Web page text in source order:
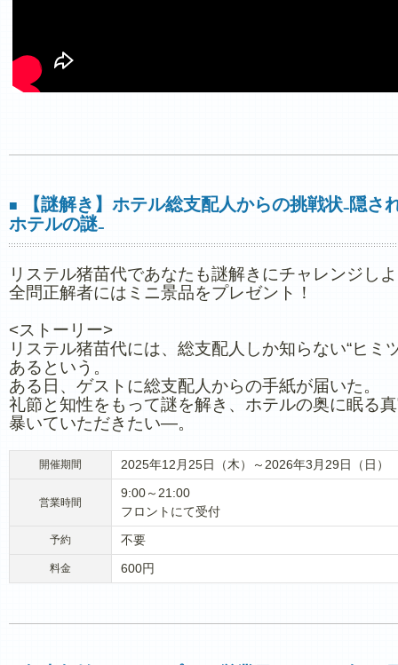
■
【謎解き】ホテル総支配人からの挑戦状₋隠さ
ホテルの謎₋
リステル猪苗代であなたも謎解きにチャレンジし
全問正解者にはミニ景品をプレゼント！
<ストーリー>
リステル猪苗代には、総支配人しか知らない“ヒミ
あるという。
ある日、ゲストに総支配人からの手紙が届いた。
礼節と知性をもって謎を解き、ホテルの奥に眠る
暴いていただきたい―。
開催期間 2025年12月25日（木）～2026年3月29日（日）
営業時間
9:00～21:00
フロントにて受付
予約 不要
料金 600円